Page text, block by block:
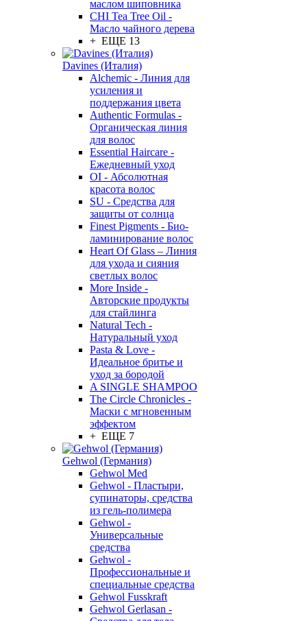
маслом шиповника
CHI Tea Tree Oil -
Масло чайного дерева
+ ЕЩЕ 13
Davines (Италия)
Alchemic - Линия для
усиления и
поддержания цвета
Authentic Formulas -
Органическая линия
для волос
Essential Haircare -
Eжедневный уход
OI - Абсолютная
красота волос
SU - Средства для
защиты от солнца
Finest Pigments - Био-
ламинирование волос
Heart Of Glass – Линия
для ухода и сияния
светлых волос
More Inside -
Авторские продукты
для стайлинга
Natural Tech -
Натуральный уход
Pasta & Love -
Идеальное бритье и
уход за бородой
A SINGLE SHAMPOO
The Circle Chronicles -
Маски с мгновенным
эффектом
+ ЕЩЕ 7
Gehwol (Германия)
Gehwol Med
Gehwol - Пластыри,
супинаторы, средства
из гель-полимера
Gehwol -
Универсальные
средства
Gehwol -
Профессиональные и
специальные средства
Gehwol Fusskraft
Gehwol Gerlasan -